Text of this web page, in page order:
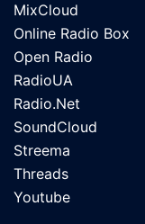
MixCloud
Online Radio Box
Open Radio
RadioUA
Radio.Net
SoundCloud
Streema
Threads
Youtube